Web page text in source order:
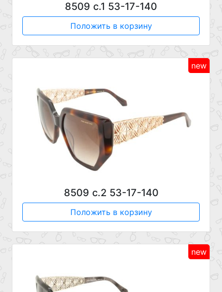
8509 с.1 53-17-140
Положить в корзину
new
8509 с.2 53-17-140
Положить в корзину
new